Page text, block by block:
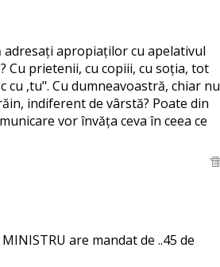
adresați apropiaților cu apelativul
Cu prietenii, cu copiii, cu soția, tot
cu ,tu". Cu dumneavoastră, chiar nu
indiferent de vârstă? Poate din
vor învăța ceva în ceea ce
are mandat de ..45 de